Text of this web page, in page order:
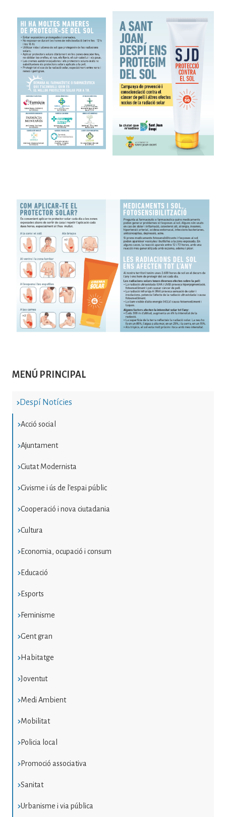
MENÚ PRINCIPAL
Despí Notícies
Acció social
Ajuntament
Ciutat Modernista
Civisme i ús de l'espai públic
Cooperació i nova ciutadania
Cultura
Economia, ocupació i consum
Educació
Esports
Feminisme
Gent gran
Habitatge
Joventut
Medi Ambient
Mobilitat
Policia local
Promoció associativa
Sanitat
Urbanisme i via pública
Imatge